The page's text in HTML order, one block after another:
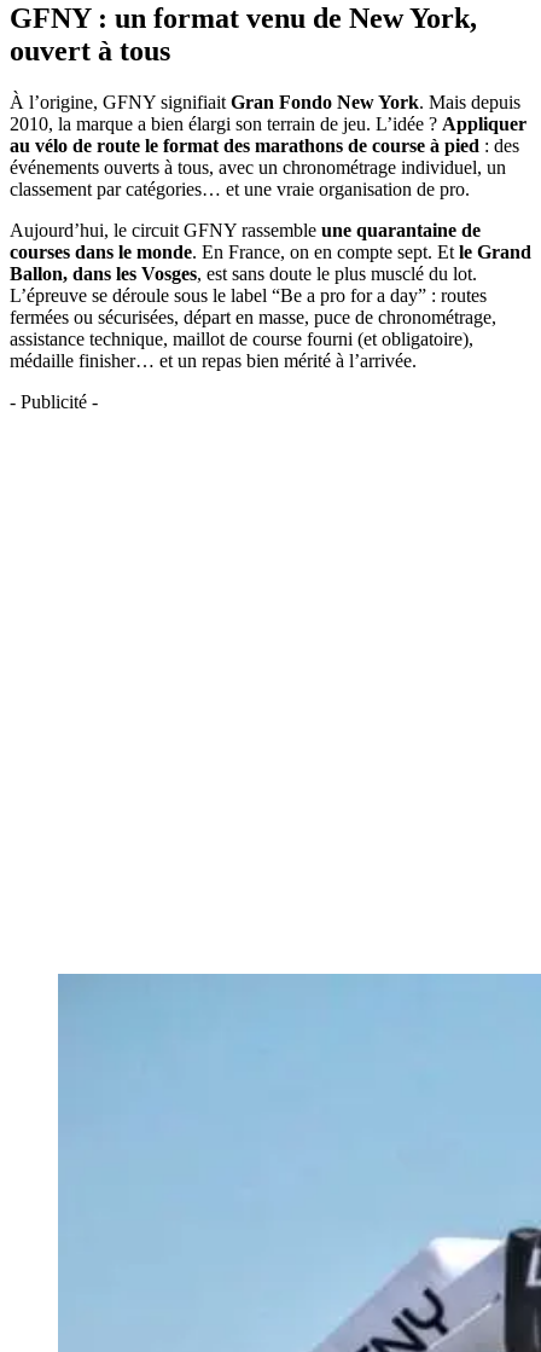
GFNY : un format venu de New York,
ouvert à tous
À l’origine, GFNY signifiait Gran Fondo New York. Mais depuis
2010, la marque a bien élargi son terrain de jeu. L’idée ? Appliquer
au vélo de route le format des marathons de course à pied : des
événements ouverts à tous, avec un chronométrage individuel, un
classement par catégories… et une vraie organisation de pro.
Aujourd’hui, le circuit GFNY rassemble une quarantaine de
courses dans le monde. En France, on en compte sept. Et le Grand
Ballon, dans les Vosges, est sans doute le plus musclé du lot.
L’épreuve se déroule sous le label “Be a pro for a day” : routes
fermées ou sécurisées, départ en masse, puce de chronométrage,
assistance technique, maillot de course fourni (et obligatoire),
médaille finisher… et un repas bien mérité à l’arrivée.
- Publicité -